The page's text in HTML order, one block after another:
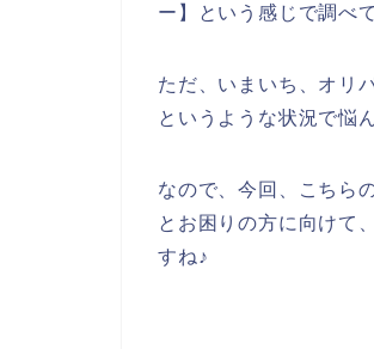
ー】という感じで調べ
ただ、いまいち、オリ
というような状況で悩
なので、今回、こちら
とお困りの方に向けて
すね♪